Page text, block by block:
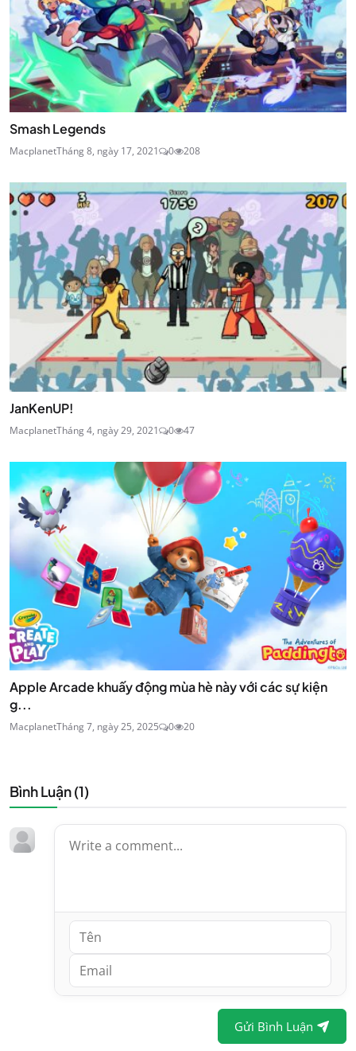
Smash Legends
MacplanetTháng 8, ngày 17, 2021 0 208
JanKenUP!
MacplanetTháng 4, ngày 29, 2021 0 47
Apple Arcade khuấy động mùa hè này với các sự kiện
g...
MacplanetTháng 7, ngày 25, 2025 0 20
Bình Luận (1)
Gửi Bình Luận